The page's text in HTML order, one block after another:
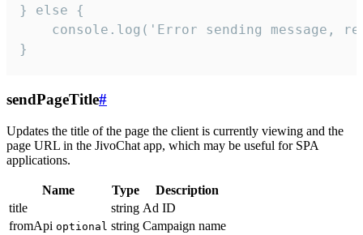
} else {
console.log('Error sending message,
}
sendPageTitle#
Updates the title of the page the client is currently viewing and the
page URL in the JivoChat app, which may be useful for SPA
applications.
Name Type
Description
title
string Ad ID
fromApi optional string Campaign name